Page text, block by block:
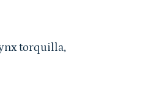
torquilla,